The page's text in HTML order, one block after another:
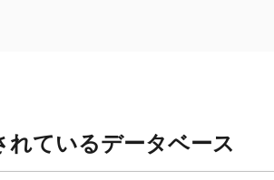
れているデータベース